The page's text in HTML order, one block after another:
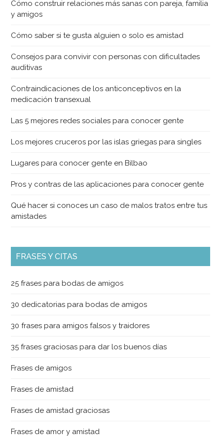
Cómo construir relaciones más sanas con pareja, familia
y amigos
Cómo saber si te gusta alguien o solo es amistad
Consejos para convivir con personas con dificultades
auditivas
Contraindicaciones de los anticonceptivos en la
medicación transexual
Las 5 mejores redes sociales para conocer gente
Los mejores cruceros por las islas griegas para singles
Lugares para conocer gente en Bilbao
Pros y contras de las aplicaciones para conocer gente
Qué hacer si conoces un caso de malos tratos entre tus
amistades
FRASES Y CITAS
25 frases para bodas de amigos
30 dedicatorias para bodas de amigos
30 frases para amigos falsos y traidores
35 frases graciosas para dar los buenos días
Frases de amigos
Frases de amistad
Frases de amistad graciosas
Frases de amor y amistad